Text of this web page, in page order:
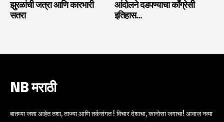
झुरळांची जत्रा आणि कारभारी
सतरा
आंदोलने दडपण्याचा काँग्रेसी
इतिहास…
NB मराठी
बातम्या जशा आहेत तशा, ताज्या आणि तर्कसंगत ! विचार देशाचा, कानोसा जगाचा! आवाज नव्या